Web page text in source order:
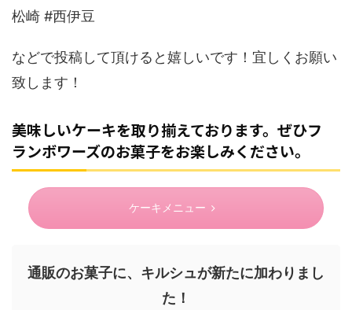
松崎 #西伊豆
などで投稿して頂けると嬉しいです！宜しくお願い
致します！
美味しいケーキを取り揃えております。ぜひフ
ランボワーズのお菓子をお楽しみください。
ケーキメニュー
通販のお菓子に、キルシュが新たに加わりまし
た！